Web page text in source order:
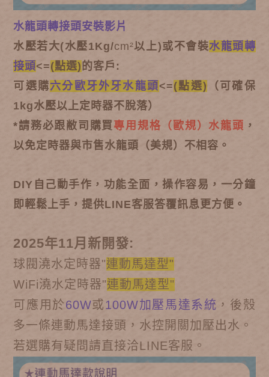
水龍頭轉接頭安裝影片
水壓若大(水壓1Kg/cm²以上)或不會裝水龍頭轉
接頭<=(點選) 的客戶:
可選購六分歐牙外牙水龍頭<=(點選) （可確保
1kg水壓以上定時器不脫落）
*請務必跟敝司購買 專用規格（歐規）水龍頭 ，
以免定時器與市售水龍頭（美規）不相容。
DIY自己動手作，功能全面，操作容易，一分鐘
即輕鬆上手，提供LINE客服答覆訊息更方便。
2025年11月新開發:
球閥澆水定時器"連動馬達型"
WiFi澆水定時器"連動馬達型"
可應用於60W或100W加壓馬達系統 ，後殼
多一條連動馬達接頭，水控開關加壓出水。
若選購有疑問請直接洽LINE客服。